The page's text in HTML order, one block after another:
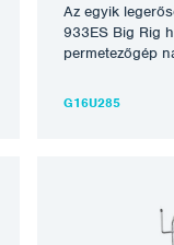
Az egyik
933ES Big Rig
permetezőgép
gépkialakítás,
tervezték.
Alkalmas
munkákhoz,
léptékű,
G16U285